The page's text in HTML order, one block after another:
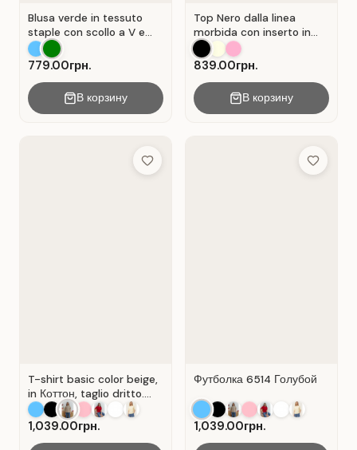
Blusa verde in tessuto
staple con scollo a V e
chiusura a portafoglio.
Verde .
779.00грн.
В корзину
Top Nero dalla linea
morbida con inserto in
pizzo traforato.
839.00грн.
В корзину
Add to Wish List
T-shirt basic color beige,
in Коттон, taglio dritto.
Colore Beige.
1,039.00грн.
Add to
Футболка 6514 Голубой
1,039.00грн.